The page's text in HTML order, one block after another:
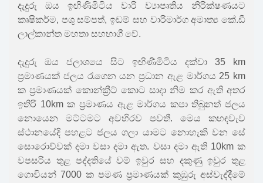
දැදුරු ඔය ඉඟිණිමිටිය වාරි ව්‍යාපෘතිය නිරික්ෂණයට
කෘෂිකර්ම, පශු සම්පත්, ඉඩම් සහ වාරිමාර්ග අමාත්‍ය කේ.ඩී
ලාල්කාන්ත මහතා සහභාගී වේ.
දැදුරු ඔය ජලාශයෙ සිට ඉඟිණිමිටිය දක්වා 35 km
ප්‍රමාණයක් ජලය රැගෙන යන ප්‍රධාන ඇළ මාර්ගය 25 km
ක ප්‍රමාණයක් කොන්ක්‍රීට් කොට සාදා නිම කර ඇති අතර
ඉතිරි 10km ක ප්‍රමාණය ඇළ මාර්ගය කපා තිබුනත් ජලය
නොයෙන මට්ටමට අවහිරව පවතී. මෙය කහඳවැව
ස්ථානයේදි පහළට ජලය ගලා යාමට නොහැකි වන සේ
සොරොව්වක් දමා වසා දමා ඇත. වසා දමා ඇති 10km ක
වපසරිය තුළ පද්දතියේ වම් ඉවුර සහ දකුණු ඉවුර තුළ
ගොවියන් 7000 ක පමණ ප්‍රමාණයක් කුඹුරු අස්වැද්දීමේ